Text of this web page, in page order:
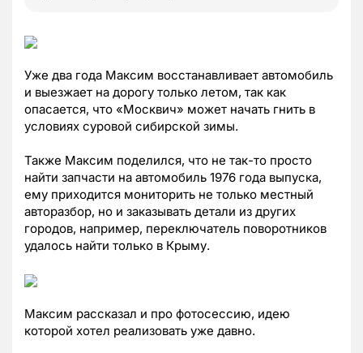
Уже два года Максим восстанавливает автомобиль
и выезжает на дорогу только летом, так как
опасается, что «Москвич» может начать гнить в
условиях суровой сибирской зимы.
Также Максим поделился, что не так-то просто
найти запчасти на автомобиль 1976 года выпуска,
ему приходится мониторить не только местный
авторазбор, но и заказывать детали из других
городов, например, переключатель поворотников
удалось найти только в Крыму.
Максим рассказал и про фотосессию, идею
которой хотел реализовать уже давно.